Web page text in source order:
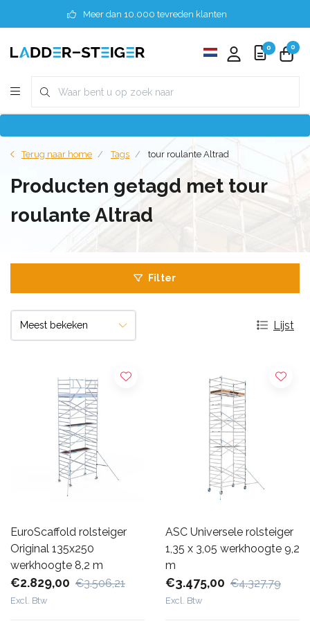
Meer dan 10.000 tevreden klanten
0 0
Terug naar home Tags tour roulante Altrad
Producten getagd met tour
roulante Altrad
Filter
Lijst
EuroScaffold rolsteiger
Original 135x250
werkhoogte 8,2 m
€2.829,00 €3.506,21
Excl. Btw
ASC Universele rolsteiger
1,35 x 3,05 werkhoogte 9,2
m
€3.475,00 €4.327,79
Excl. Btw